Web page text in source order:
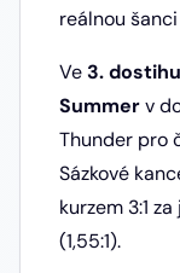
reálnou
Ve3. dostihu
Summerv
Thunder pro
Sázkové
kurzem 3:1
(1,55:1).